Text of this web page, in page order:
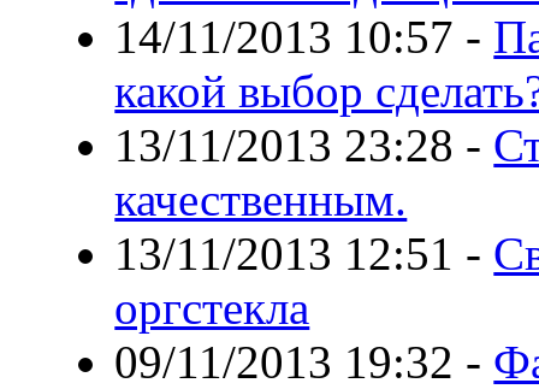
14/11/2013 10:57 -
какой выбор
13/11/2013 23:28 -
качественным.
13/11/2013 12:51 -
оргстекла
09/11/2013 19:32 -